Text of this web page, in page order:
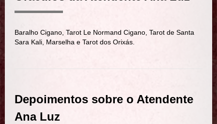
Baralho Cigano, Tarot Le Normand Cigano, Tarot de Santa
Sara Kali, Marselha e Tarot dos Orixás.
Depoimentos sobre o Atendente
Ana Luz